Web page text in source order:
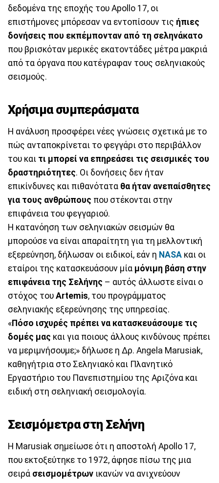
δεδομένα της εποχής του Apollo 17, οι
επιστήμονες μπόρεσαν να εντοπίσουν τις ήπιες
δονήσεις που εκπέμπονταν από τη σεληνάκατο
που βρισκόταν μερικές εκατοντάδες μέτρα μακριά
από τα όργανα που κατέγραφαν τους σεληνιακούς
σεισμούς.
Χρήσιμα συμπεράσματα
Η ανάλυση προσφέρει νέες γνώσεις σχετικά με το
πώς ανταποκρίνεται το φεγγάρι στο περιβάλλον
του και τι μπορεί να επηρεάσει τις σεισμικές του
δραστηριότητες. Οι δονήσεις δεν ήταν
επικίνδυνες και πιθανότατα θα ήταν ανεπαίσθητες
για τους ανθρώπους που στέκονται στην
επιφάνεια του φεγγαριού.
Η κατανόηση των σεληνιακών σεισμών θα
μπορούσε να είναι απαραίτητη για τη μελλοντική
εξερεύνηση, δήλωσαν οι ειδικοί, εάν η NASA και οι
εταίροι της κατασκευάσουν μία μόνιμη βάση στην
επιφάνεια της Σελήνης – αυτός άλλωστε είναι ο
στόχος του Artemis, του προγράμματος
σεληνιακής εξερεύνησης της υπηρεσίας.
«Πόσο ισχυρές πρέπει να κατασκευάσουμε τις
δομές μας και για ποιους άλλους κινδύνους πρέπει
να μεριμνήσουμε;» δήλωσε η Δρ. Angela Marusiak,
καθηγήτρια στο Σεληνιακό και Πλανητικό
Εργαστήριο του Πανεπιστημίου της Αριζόνα και
ειδική στη σεληνιακή σεισμολογία.
Σεισμόμετρα στη Σελήνη
Η Marusiak σημείωσε ότι η αποστολή Apollo 17,
που εκτοξεύτηκε το 1972, άφησε πίσω της μια
σειρά σεισμομέτρων ικανών να ανιχνεύουν